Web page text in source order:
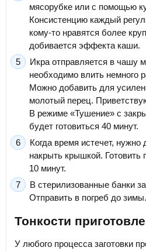
мясорубке или с помощью
Консистенцию каждый
кому-то нравятся более
добивается эффекта каши.
Икра отправляется в чашу
необходимо влить немного
Можно добавить для
молотый перец.
В режиме «Тушение» с
будет готовиться 40 минут.
Когда время истечет, нужно
накрыть крышкой.
10 минут.
В стерилизованные банки
Отправить в погреб до зимы.
Тонкости
У любого процесса заготовки